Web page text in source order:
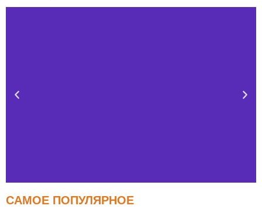
Тест FERMI
САМОЕ ПОПУЛЯРНОЕ